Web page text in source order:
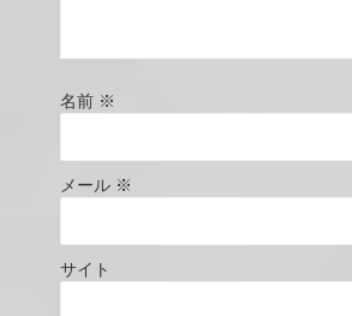
名前 ※
メール ※
サイト